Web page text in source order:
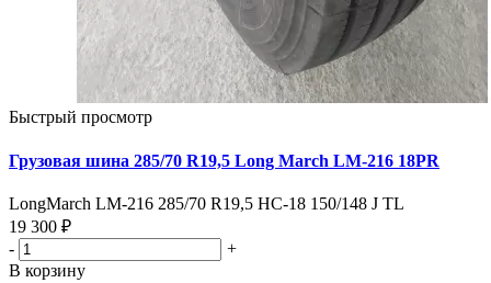
Быстрый просмотр
Грузовая шина 285/70 R19,5 Long March LM-216 18PR
LongMarch LM-216 285/70 R19,5 НС-18 150/148 J TL
19 300 ₽
-
+
В корзину